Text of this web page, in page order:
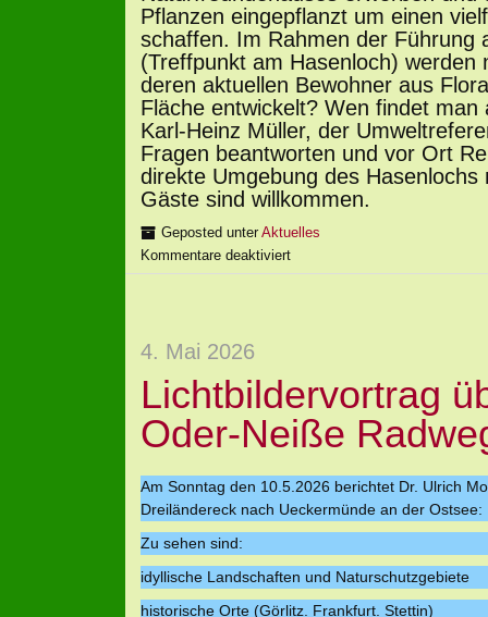
Pflanzen eingepflanzt um einen
schaffen. Im Rahmen der Führung
(Treffpunkt am Hasenloch)
deren aktuellen Bewohner aus
Fläche entwickelt? Wen findet
Karl-Heinz Müller, der
Fragen beantworten und vor Ort
direkte Umgebung des
Gäste sind willkommen.
Geposted unterAktuelles
Kommentare deaktiviert
4. Mai 2026
Lichtbildervortrag
Oder-Neiße
Am Sonntag den 10.5.2026 berichtet Dr. Ulrich
Dreiländereck nach Ueckermünde an der Ostsee:
Zu sehen sind:
idyllische Landschaften und Naturschutzgebiete
historische Orte (Görlitz. Frankfurt. Stettin)